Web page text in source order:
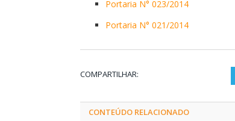
Portaria N° 023/2014
Portaria N° 021/2014
COMPARTILHAR:
CONTEÚDO RELACIONADO